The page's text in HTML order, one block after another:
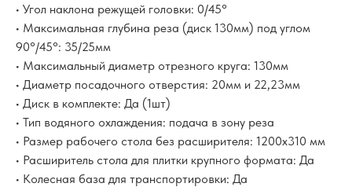
• Угол наклона режущей головки: 0/45°
• Максимальная глубина реза (диск 130мм) под углом
90°/45°: 35/25мм
• Максимальный диаметр отрезного круга: 130мм
• Диаметр посадочного отверстия: 20мм и 22,23мм
• Диск в комплекте: Да (1шт)
• Тип водяного охлаждения: подача в зону реза
• Размер рабочего стола без расширителя: 1200x310 мм
• Расширитель стола для плитки крупного формата: Да
• Колесная база для транспортировки: Да